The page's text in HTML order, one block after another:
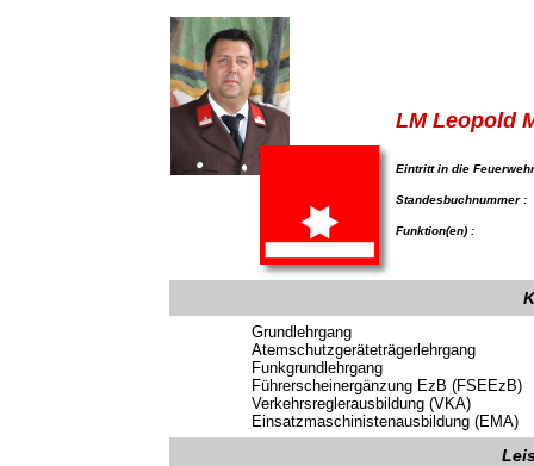
LM Leopold
Eintritt in die
Standesbuchnummer :
Funktion(en) :
Grundlehrgang
Atemschutzgeräteträgerlehrgang
Funkgrundlehrgang
Führerscheinergänzung EzB (FSEEzB)
Verkehrsreglerausbildung (VKA)
Einsatzmaschinistenausbildung (EMA)